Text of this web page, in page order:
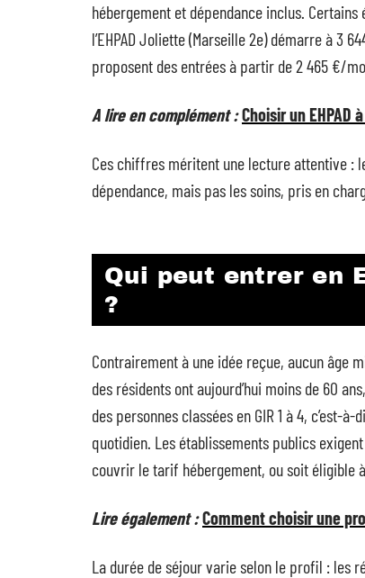
hébergement et dépendance inclus.
l’EHPAD Joliette (Marseille 2e) démarre à 3
proposent des entrées à partir de 2 465 €/
A lire en complément :Choisir un
Ces chiffres méritent une lecture attentive :
dépendance, mais pas les soins, pris en
Qui peut entrer en
?
Contrairement à une idée reçue, aucun âge
des résidents ont aujourd’hui moins de 60
des personnes classées en GIR 1 à 4, c’est-
quotidien. Les établissements publics
couvrir le tarif hébergement, ou soit éligible à
Lire également :Comment choisir une
La durée de séjour varie selon le profil : les